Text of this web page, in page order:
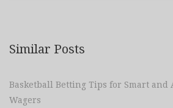
Similar Posts
Basketball Betting Tips for Smart and
Wagers